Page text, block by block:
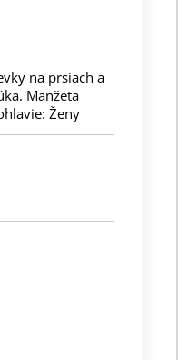
na prsiach a
Manžeta
Ženy